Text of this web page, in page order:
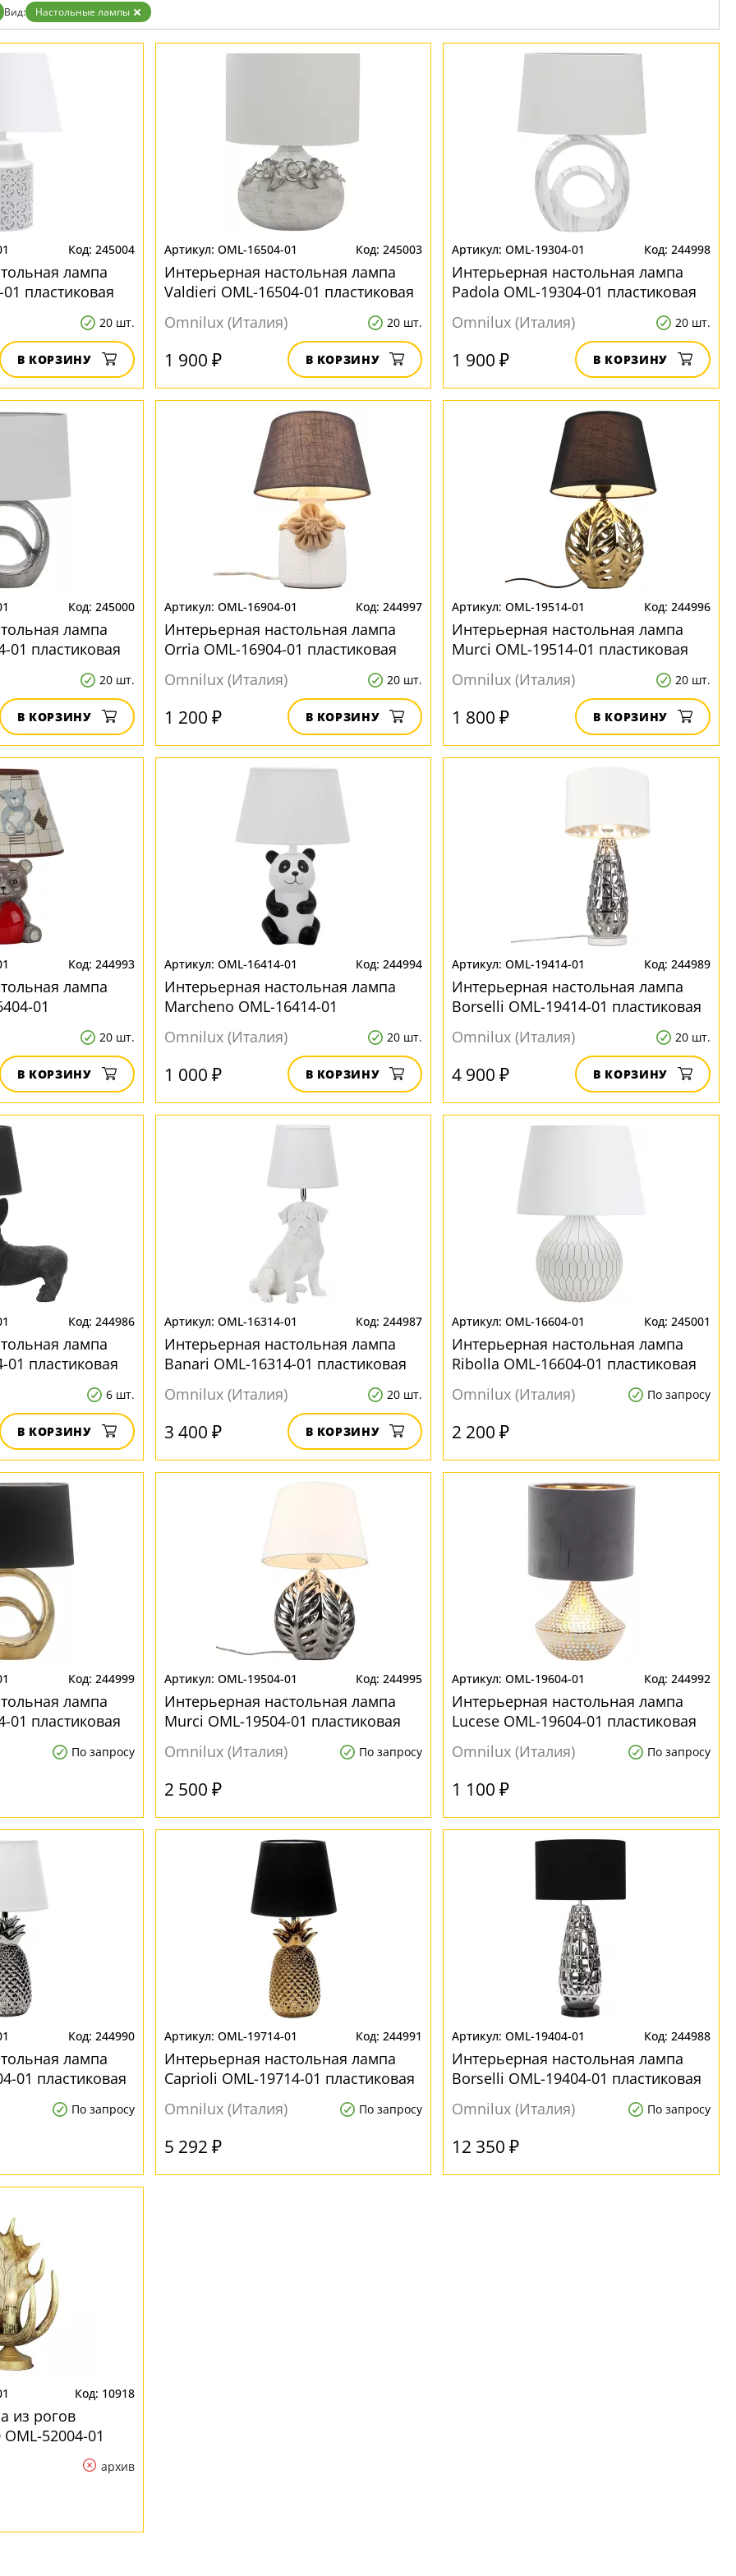
Золото
Прозрачные
Хром
Вид: Настольные лампы
245004
лампа
пластиковая
20 шт.
В КОРЗИНУ
OML-16504-01 245003
Интерьерная настольная лампа
Valdieri OML-16504-01 пластиковая
Omnilux (Италия)
20 шт.
1 900 ₽ В КОРЗИНУ
OML-19304-01 244998
Интерьерная настольная лампа
Padola OML-19304-01 пластиковая
Omnilux (Италия)
20 шт.
1 900 ₽ В КОРЗИНУ
245000
лампа
01 пластиковая
20 шт.
В КОРЗИНУ
OML-16904-01 244997
Интерьерная настольная лампа
Orria OML-16904-01 пластиковая
Omnilux (Италия)
20 шт.
1 200 ₽ В КОРЗИНУ
OML-19514-01 244996
Интерьерная настольная лампа
Murci OML-19514-01 пластиковая
Omnilux (Италия)
20 шт.
1 800 ₽ В КОРЗИНУ
244993
лампа
01
20 шт.
В КОРЗИНУ
OML-16414-01 244994
Интерьерная настольная лампа
Marcheno OML-16414-01
пластиковая
Omnilux (Италия) 20 шт.
1 000 ₽ В КОРЗИНУ
OML-19414-01 244989
Интерьерная настольная лампа
Borselli OML-19414-01 пластиковая
Omnilux (Италия)
20 шт.
4 900 ₽ В КОРЗИНУ
244986
лампа
01 пластиковая
6 шт.
В КОРЗИНУ
OML-16314-01 244987
Интерьерная настольная лампа
Banari OML-16314-01 пластиковая
Omnilux (Италия)
20 шт.
3 400 ₽ В КОРЗИНУ
OML-16604-01 245001
Интерьерная настольная лампа
Ribolla OML-16604-01 пластиковая
Omnilux (Италия)
По запросу
2 200 ₽
244999
лампа
01 пластиковая
По запросу
OML-19504-01 244995
Интерьерная настольная лампа
Murci OML-19504-01 пластиковая
Omnilux (Италия)
По запросу
2 500 ₽
OML-19604-01 244992
Интерьерная настольная лампа
Lucese OML-19604-01 пластиковая
Omnilux (Италия)
По запросу
1 100 ₽
244990
лампа
01 пластиковая
По запросу
OML-19714-01 244991
Интерьерная настольная лампа
Caprioli OML-19714-01 пластиковая
Omnilux (Италия)
По запросу
5 292 ₽
OML-19404-01 244988
Интерьерная настольная лампа
Borselli OML-19404-01 пластиковая
Omnilux (Италия)
По запросу
12 350 ₽
10918
из рогов
52004-01
архив